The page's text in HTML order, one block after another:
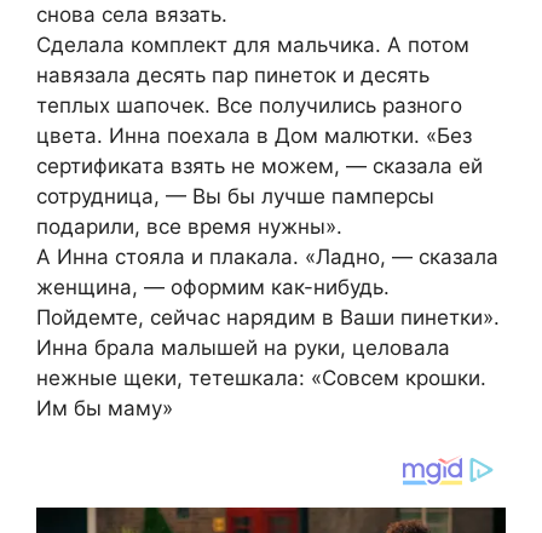
снова села вязать.
Сделала комплект для мальчика. А потом
навязала десять пар пинеток и десять
теплых шапочек. Все получились разного
цвета. Инна поехала в Дом малютки. «Без
сертификата взять не можем, — сказала ей
сотрудница, — Вы бы лучше памперсы
подарили, все время нужны».
А Инна стояла и плакала. «Ладно, — сказала
женщина, — оформим как-нибудь.
Пойдемте, сейчас нарядим в Ваши пинетки».
Инна брала малышей на руки, целовала
нежные щеки, тетешкала: «Совсем крошки.
Им бы маму»